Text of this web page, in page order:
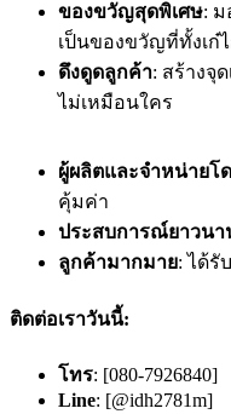
ของขวัญสุดพิเศษ:
เป็นของขวัญที่ทั้งเก๋
ดึงดูดลูกค้า: สร้างจุ
ไม่เหมือนใคร
ผู้ผลิตและจำหน่ายโ
คุ้มค่า
ประสบการณ์ยาวนา
ลูกค้ามากมาย: ได้รั
ติดต่อเราวันนี้:
โทร: [080-7926840]
Line: [@idh2781m]